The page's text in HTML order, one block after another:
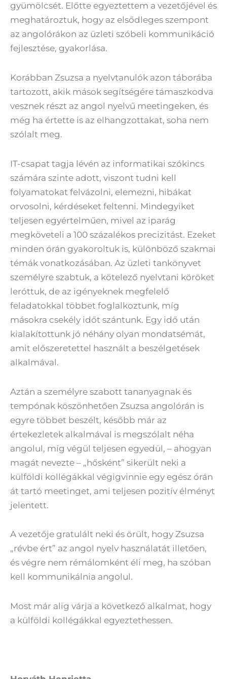
gyümölcsét. Előtte egyeztettem a vezetőjével és
meghatároztuk, hogy az elsődleges szempont
az angolórákon az üzleti szóbeli kommunikáció
fejlesztése, gyakorlása.
Korábban Zsuzsa a nyelvtanulók azon táborába
tartozott, akik mások segítségére támaszkodva
vesznek részt az angol nyelvű meetingeken, és
még ha értette is az elhangzottakat, soha nem
szólalt meg.
IT-csapat tagja lévén az informatikai szókincs
számára szinte adott, viszont tudni kell
folyamatokat felvázolni, elemezni, hibákat
orvosolni, kérdéseket feltenni. Mindegyiket
teljesen egyértelműen, mivel az iparág
megköveteli a 100 százalékos precizitást. Ezeket
minden órán gyakoroltuk is, különböző szakmai
témák vonatkozásában. Az üzleti tankönyvet
személyre szabtuk, a kötelező nyelvtani köröket
leróttuk, de az igényeknek megfelelő
feladatokkal többet foglalkoztunk, míg
másokra csekély időt szántunk. Egy idő után
kialakítottunk jó néhány olyan mondatsémát,
amit előszeretettel használt a beszélgetések
alkalmával.
Aztán a személyre szabott tananyagnak és
tempónak köszönhetően Zsuzsa angolórán is
egyre többet beszélt, később már az
értekezletek alkalmával is megszólalt néha
angolul, míg végül teljesen egyedül, – ahogyan
magát nevezte – „hősként” sikerült neki a
külföldi kollégákkal végigvinnie egy egész órán
át tartó meetinget, ami teljesen pozitív élményt
jelentett.
A vezetője gratulált neki és örült, hogy Zsuzsa
„révbe ért” az angol nyelv használatát illetően,
és végre nem rémálomként éli meg, ha szóban
kell kommunikálnia angolul.
Most már alig várja a következő alkalmat, hogy
a külföldi kollégákkal egyeztethessen.